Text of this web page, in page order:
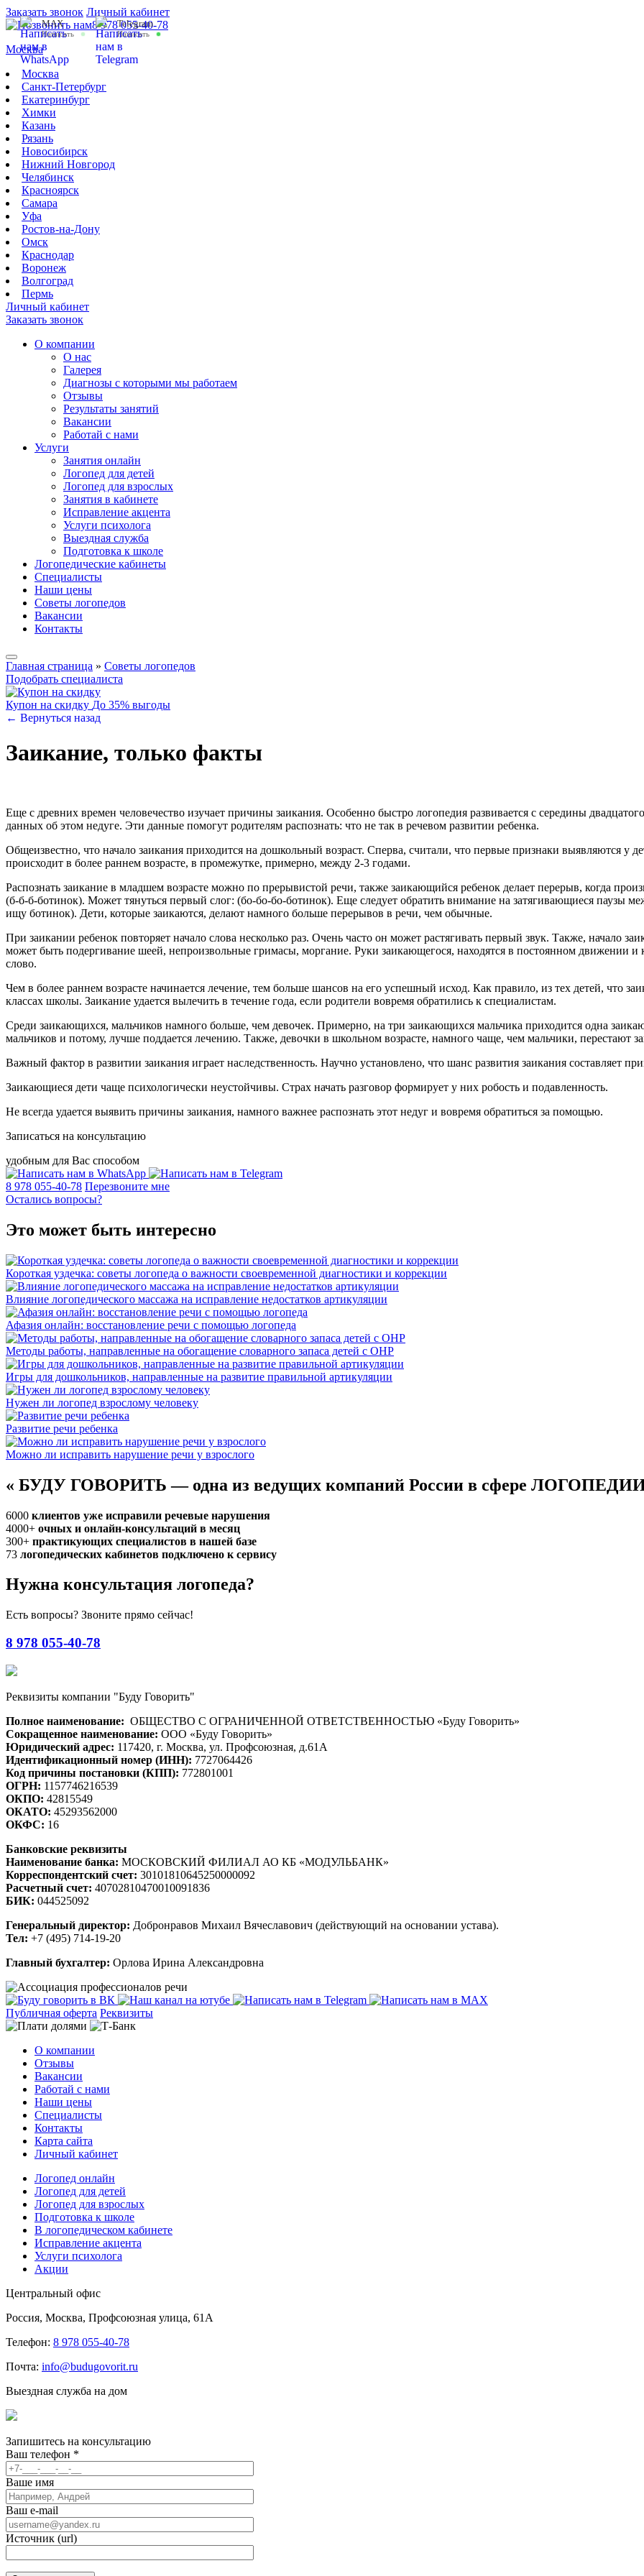
Заказать звонок Личный кабинет
MAX
Написать
Telegram
Написать
8 978 055-40-78
Москва
Москва
Санкт-Петербург
Екатеринбург
Химки
Казань
Рязань
Новосибирск
Нижний Новгород
Челябинск
Красноярск
Самара
Уфа
Ростов-на-Дону
Омск
Краснодар
Воронеж
Волгоград
Пермь
Личный кабинет
Заказать звонок
О компании
О нас
Галерея
Диагнозы с которыми мы работаем
Отзывы
Результаты занятий
Вакансии
Работай с нами
Услуги
Занятия онлайн
Логопед для детей
Логопед для взрослых
Занятия в кабинете
Исправление акцента
Услуги психолога
Выездная служба
Подготовка к школе
Логопедические кабинеты
Специалисты
Наши цены
Советы логопедов
Вакансии
Контакты
Главная страница » Советы логопедов
Подобрать специалиста
Купон на скидку До 35% выгоды
← Вернуться назад
Заикание, только факты
Еще с древних времен человечество изучает причины заикания. Особенно быстро логопедия развивается с середины
данных об этом недуге. Эти данные помогут родителям распознать: что не так в речевом развитии ребенка.
Общеизвестно, что начало заикания приходится на дошкольный возраст. Сперва, считали, что первые признаки выявляются у
происходит в более раннем возрасте, в промежутке, примерно, между 2-3 годами.
Распознать заикание в младшем возрасте можно по прерывистой речи, также заикающийся ребенок делает перерыв, когда
(б-б-б-ботинок). Может тянуться первый слог: (бо-бо-бо-ботинок). Еще следует обратить внимание на затягивающиеся
ищу ботинок). Дети, которые заикаются, делают намного больше перерывов в речи, чем обычные.
При заикании ребенок повторяет начало слова несколько раз. Очень часто он может растягивать первый звук. Также, начало
может быть подергивание шеей, непроизвольные гримасы, моргание. Руки заикающегося, находятся в постоянном движении
слово.
Чем в более раннем возрасте начинается лечение, тем больше шансов на его успешный исход. Как правило, из тех детей, что
классах школы. Заикание удается вылечить в течение года, если родители вовремя обратились к специалистам.
Среди заикающихся, мальчиков намного больше, чем девочек. Примерно, на три заикающихся мальчика приходится одна
мальчиков и потому, лучше поддается лечению. Также, девочки в школьном возрасте, намного чаще, чем мальчики, перестают
Важный фактор в развитии заикания играет наследственность. Научно установлено, что шанс развития заикания составляет
Заикающиеся дети чаще психологически неустойчивы. Страх начать разговор формирует у них робость и подавленность.
Не всегда удается выявить причины заикания, намного важнее распознать этот недуг и вовремя обратиться за помощью.
Записаться на консультацию
удобным для Вас способом
8 978 055-40-78 Перезвоните мне
Остались вопросы?
Это может быть интересно
Короткая уздечка: советы логопеда о важности своевременной диагностики и коррекции
Влияние логопедического массажа на исправление недостатков артикуляции
Афазия онлайн: восстановление речи с помощью логопеда
Методы работы, направленные на обогащение словарного запаса детей с ОНР
Игры для дошкольников, направленные на развитие правильной артикуляции
Нужен ли логопед взрослому человеку
Развитие речи ребенка
Можно ли исправить нарушение речи у взрослого
« БУДУ ГОВОРИТЬ — одна из ведущих компаний России в сфере
6000 клиентов уже исправили речевые нарушения
4000+ очных и онлайн-консультаций в месяц
300+ практикующих специалистов в нашей базе
73 логопедических кабинетов подключено к сервису
Нужна консультация логопеда?
Есть вопросы? Звоните прямо сейчас!
8 978 055-40-78
Реквизиты компании "Буду Говорить"
Полное наименование: ОБЩЕСТВО С ОГРАНИЧЕННОЙ ОТВЕТСТВЕННОСТЬЮ «Буду Говорить»
Сокращенное наименование: ООО «Буду Говорить»
Юридический адрес: 117420, г. Москва, ул. Профсоюзная, д.61А
Идентификационный номер (ИНН): 7727064426
Код причины постановки (КПП): 772801001
ОГРН: 1157746216539
ОКПО: 42815549
ОКАТО: 45293562000
ОКФС: 16
Банковские реквизиты
Наименование банка: МОСКОВСКИЙ ФИЛИАЛ АО КБ «МОДУЛЬБАНК»
Корреспондентский счет: 30101810645250000092
Расчетный счет: 40702810470010091836
БИК: 044525092
Генеральный директор: Добронравов Михаил Вячеславович (действующий на основании устава).
Тел: +7 (495) 714-19-20
Главный бухгалтер: Орлова Ирина Александровна
Публичная оферта Реквизиты
О компании
Отзывы
Вакансии
Работай с нами
Наши цены
Специалисты
Контакты
Карта сайта
Личный кабинет
Логопед онлайн
Логопед для детей
Логопед для взрослых
Подготовка к школе
В логопедическом кабинете
Исправление акцента
Услуги психолога
Акции
Центральный офис
Россия, Москва, Профсоюзная улица, 61А
Телефон: 8 978 055-40-78
Почта: info@budugovorit.ru
Выездная служба на дом
Запишитесь на консультацию
Ваш телефон *
Ваше имя
Ваш e-mail
Источник (url)